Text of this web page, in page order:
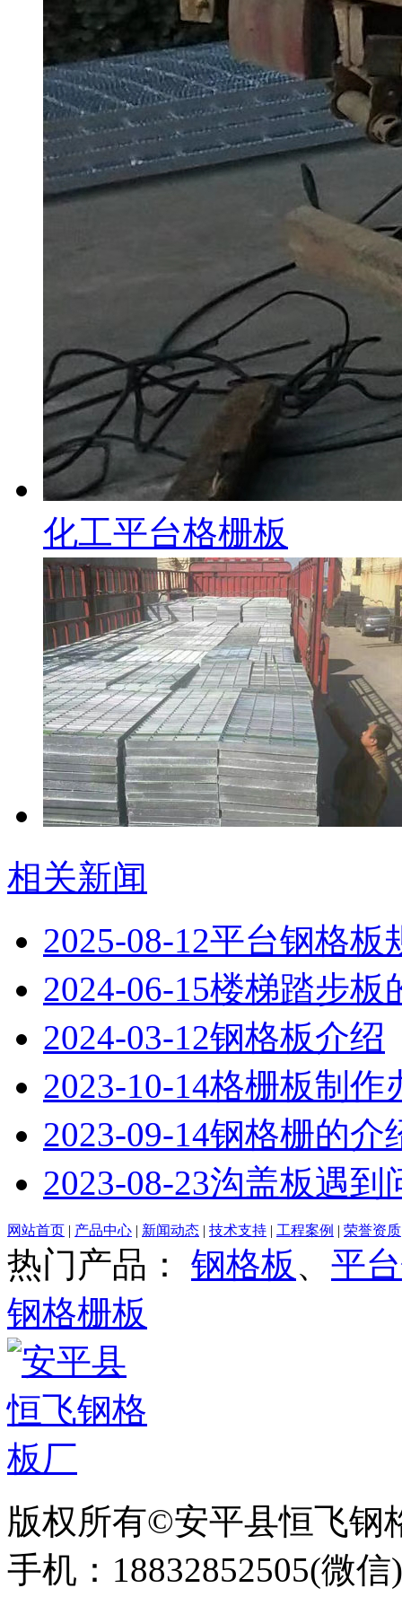
化工平台格栅板
相关新闻
2025-08-12平台钢格板
2024-06-15楼梯踏步板
2024-03-12钢格板介绍
2023-10-14格栅板制作
2023-09-14钢格栅的介
2023-08-23沟盖板遇到
网站首页 | 产品中心 | 新闻动态 | 技术支持 | 工程案例 | 荣誉资质
热门产品： 钢格板 、 平
钢格栅板
版权所有©安平县恒飞钢
手机：18832852505(微